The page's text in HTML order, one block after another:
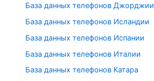
База данных телефонов Джорджии
База данных телефонов Исландии
База данных телефонов Испании
База данных телефонов Италии
База данных телефонов Катара